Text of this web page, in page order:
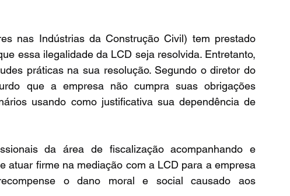
nas Indústrias da Construção Civil) tem prestado
essa ilegalidade da LCD seja resolvida. Entretanto,
práticas na sua resolução. Segundo o diretor do
que a empresa não cumpra suas obrigações
usando como justificativa sua dependência de
da área de fiscalização acompanhando e
atuar firme na mediação com a LCD para a empresa
o dano moral e social causado aos